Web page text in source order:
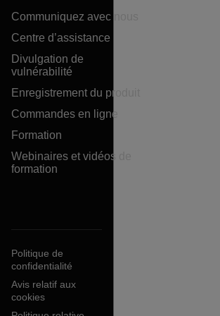
Communiquez avec nous
Centre d’assistance
Divulgation de
vulnérabilité
Enregistrement du produit
Commandes en ligne
Formation
Webinaires et vidéos de
formation
Politique de
confidentialité
Avis relatif aux
cookies